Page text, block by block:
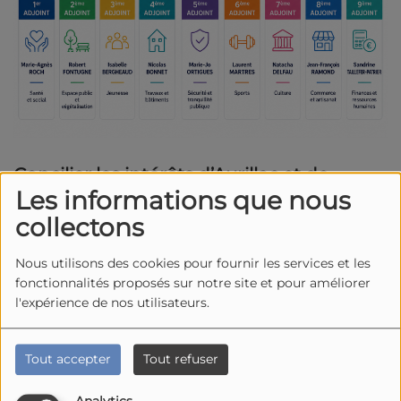
Les informations que nous
collectons
Nous utilisons des cookies pour fournir les services et les
fonctionnalités proposés sur notre site et pour améliorer
l'expérience de nos utilisateurs.
Tout accepter Tout refuser
Concilier les intérêts d’Aurillac et de
l’Agglomération
Cedouble mandatentre la ville et l'agglo est complexe,
avec, notamment, les enjeux de mutualisation des
services, de gestion des effectifs et d’équilibre entre
toutes les communes.
Pour le nouveau maire et président de l’agglomération,